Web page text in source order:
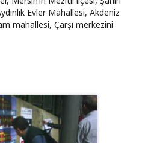
Evler Mahallesi, Akdeniz
mahallesi, Çarşı merkezini